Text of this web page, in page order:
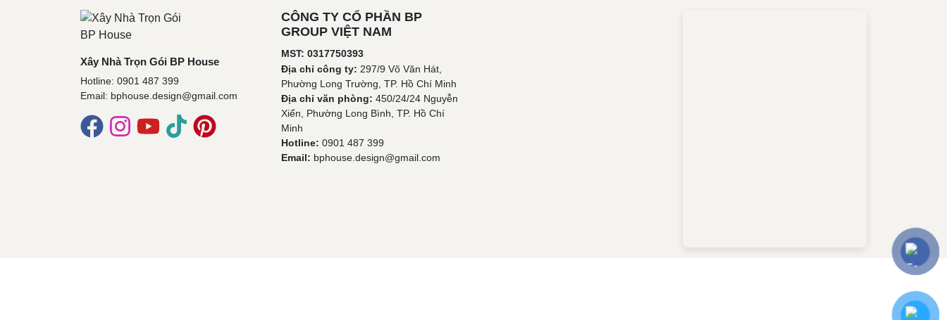
Xây Nhà Trọn Gói BP House
Hotline: 0901 487 399
Email: bphouse.design@gmail.com
CÔNG TY CỔ PHẦN BP
GROUP VIỆT NAM
MST: 0317750393
Địa chỉ công ty: 297/9 Võ Văn Hát,
Phường Long Trường, TP. Hồ Chí Minh
Địa chỉ văn phòng: 450/24/24 Nguyễn
Xiển, Phường Long Bình, TP. Hồ Chí
Minh
Hotline: 0901 487 399
Email: bphouse.design@gmail.com